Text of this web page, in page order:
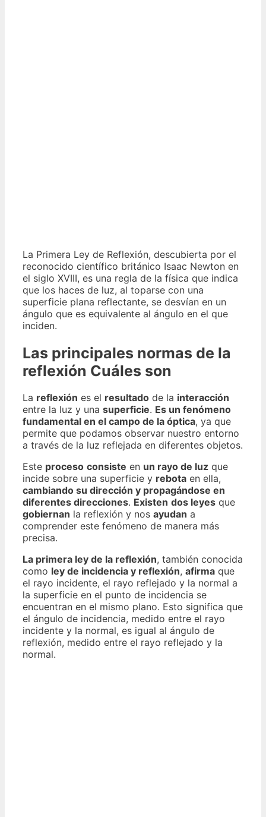
La Primera Ley de Reflexión, descubierta por el
reconocido científico británico Isaac Newton en
el siglo XVIII, es una regla de la física que indica
que los haces de luz, al toparse con una
superficie plana reflectante, se desvían en un
ángulo que es equivalente al ángulo en el que
inciden.
Las principales normas de la
reflexión Cuáles son
La reflexión es el resultado de la interacción
entre la luz y una superficie. Es un fenómeno
fundamental en el campo de la óptica, ya que
permite que podamos observar nuestro entorno
a través de la luz reflejada en diferentes objetos.
Este proceso consiste en un rayo de luz que
incide sobre una superficie y rebota en ella,
cambiando su dirección y propagándose en
diferentes direcciones. Existen dos leyes que
gobiernan la reflexión y nos ayudan a
comprender este fenómeno de manera más
precisa.
La primera ley de la reflexión, también conocida
como ley de incidencia y reflexión, afirma que
el rayo incidente, el rayo reflejado y la normal a
la superficie en el punto de incidencia se
encuentran en el mismo plano. Esto significa que
el ángulo de incidencia, medido entre el rayo
incidente y la normal, es igual al ángulo de
reflexión, medido entre el rayo reflejado y la
normal.